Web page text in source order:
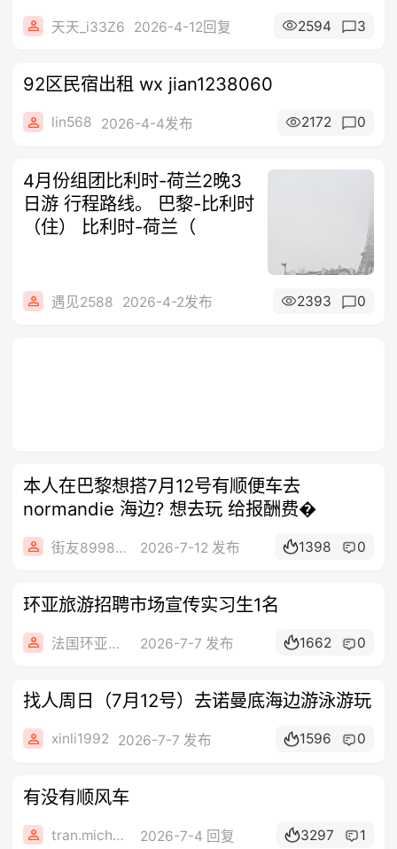
天天_i33Z6 2026-4-12回复 2594 3
92区民宿出租 wx jian1238060
lin568 2026-4-4发布 2172 0
4月份组团比利时-荷兰2晚3
日游 行程路线。 巴黎-比利时
（住） 比利时-荷兰（
遇见2588 2026-4-2发布 2393 0
本人在巴黎想搭7月12号有顺便车去
normandie 海边? 想去玩 给报酬费�
街友89984922 2026-7-12 发布 1398 0
环亚旅游招聘市场宣传实习生1名
法国环亚旅游 2026-7-7 发布 1662 0
找人周日（7月12号）去诺曼底海边游泳游玩
xinli1992 2026-7-7 发布 1596 0
有没有顺风车
tran.michelle 2026-7-4 回复 3297 1